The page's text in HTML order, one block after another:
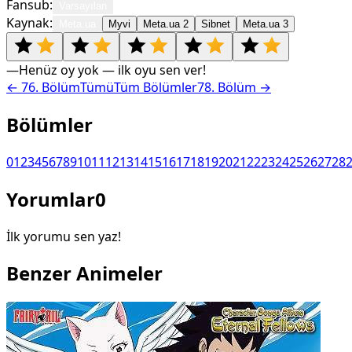
Fansub:
Kaynak: Myvi Meta.ua 2 Sibnet Meta.ua 3
—Henüz oy yok — ilk oyu sen ver!
← 76. BölümTümüTüm Bölümler78. Bölüm →
Bölümler
012345678910111213141516171819202122232425262728
Yorumlar0
İlk yorumu sen yaz!
Benzer Animeler